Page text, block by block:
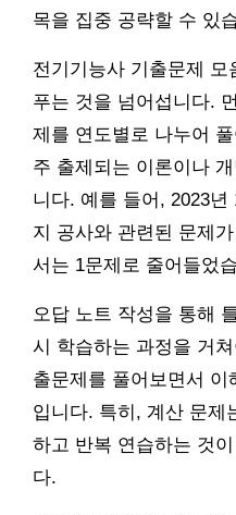
목을 집중 공략할 수 있
전기기능사 기출문제
푸는 것을 넘어섭니다.
제를 연도별로 나누어
주 출제되는 이론이나
니다. 예를 들어, 2023
지 공사와 관련된 문제
서는 1문제로 줄어들었
오답 노트 작성을 통해
시 학습하는 과정을 거
출문제를 풀어보면서 이
입니다. 특히, 계산 문제
하고 반복 연습하는 것
다.